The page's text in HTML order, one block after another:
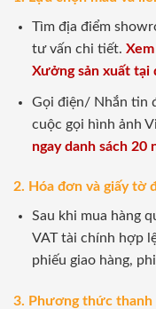
Tìm địa điểm
tư vấn chi tiết.
Xưởng sản xuất tại
Gọi điện/ Nhắn tin
cuộc gọi hình ảnh
ngay danh sách 20
2. Hóa đơn và giấy tờ
Sau khi mua hàng
VAT tài chính hợp
phiếu giao hàng,
3. Phương thức thanh